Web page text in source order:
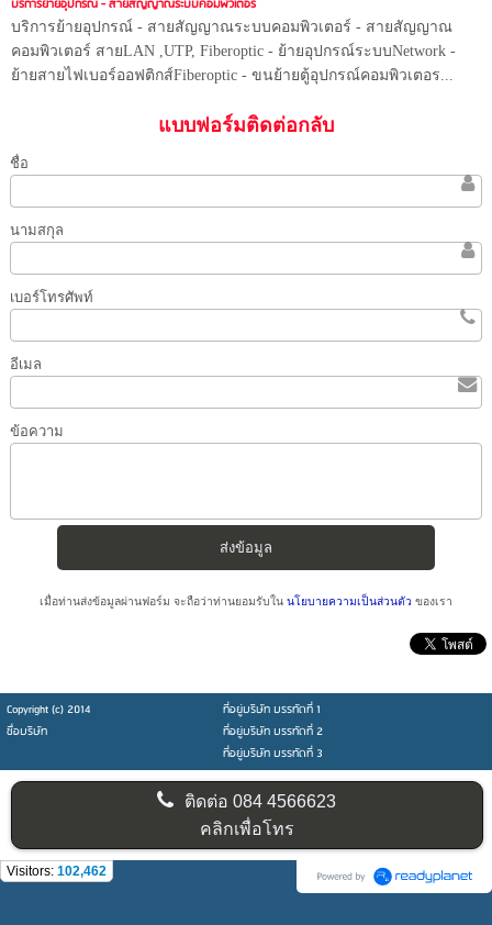
บริการย้ายอุปกรณ์ - สายสัญญาณระบบคอมพิวเตอร์ - สายสัญญาณ
คอมพิวเตอร์ สายLAN ,UTP, Fiberoptic - ย้ายอุปกรณ์ระบบNetwork -
ย้ายสายไฟเบอร์ออฟติกส์Fiberoptic - ขนย้ายตู้อุปกรณ์คอมพิวเตอร...
แบบฟอร์มติดต่อกลับ
ชื่อ
นามสกุล
เบอร์โทรศัพท์
อีเมล
ข้อความ
เมื่อท่านส่งข้อมูลผ่านฟอร์ม จะถือว่าท่านยอมรับในนโยบายความเป็นส่วนตัว ของเรา
Copyright (c) 2014
ที่อยู่บริษัท บรรทัดที่ 1
ชื่อบริษัท
ที่อยู่บริษัท บรรทัดที่ 2
ที่อยู่บริษัท บรรทัดที่ 3
ติดต่อ084 4566623
คลิกเพื่อโทร
Visitors: 102,462